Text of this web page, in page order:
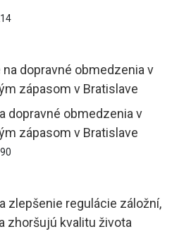
dopravné obmedzenia v
zápasom v Bratislave